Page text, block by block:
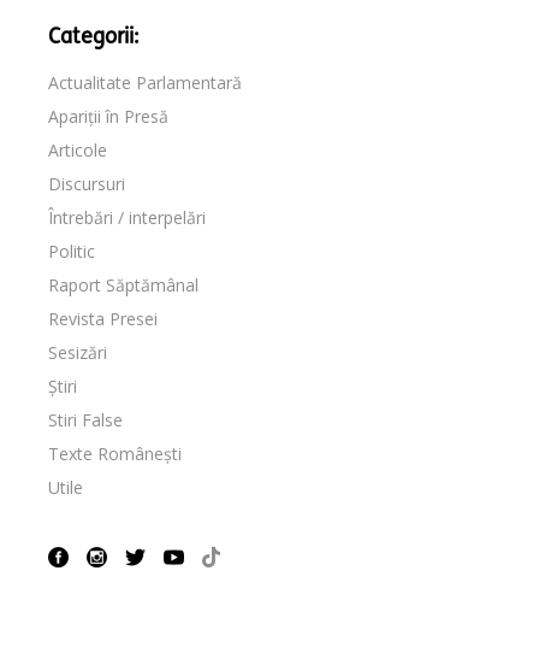
Categorii:
Actualitate Parlamentară
Apariții în Presă
Articole
Discursuri
Întrebări / interpelări
Politic
Raport Săptămânal
Revista Presei
Sesizări
Știri
Stiri False
Texte Românești
Utile